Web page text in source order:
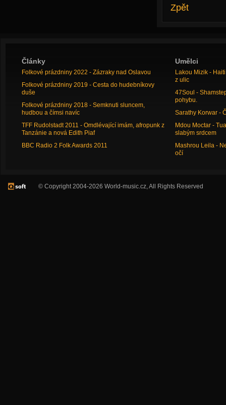
Zpět
Články
Folkové prázdniny 2022 - Zázraky nad Oslavou
Folkové prázdniny 2019 - Cesta do hudebníkovy
duše
Folkové prázdniny 2018 - Semknuti sluncem,
hudbou a čímsi navíc
TFF Rudolstadt 2011 - Omdlévající imám, afropunk z
Tanzánie a nová Edith Piaf
BBC Radio 2 Folk Awards 2011
Umělci
Lakou Mizik -
z ulic
47Soul -
pohybu.
Sarathy Korwar -
Mdou Moctar -
slabým srdcem
Mashrou Leila -
očí
© Copyright 2004-2026 World-music.cz, All Rights Reserved